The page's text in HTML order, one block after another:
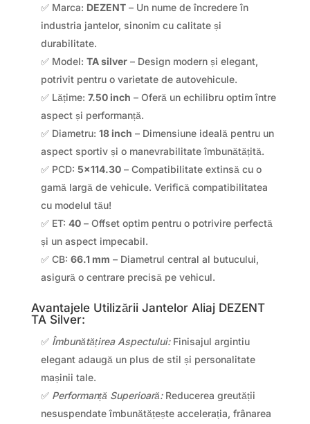
✅ Marca: DEZENT– Un nume de încredere în
industria jantelor, sinonim cu calitate și
durabilitate.
✅ Model: TA silver– Design modern și elegant,
potrivit pentru o varietate de autovehicule.
✅ Lățime: 7.50 inch – Oferă un echilibru optim între
aspect și performanță.
✅ Diametru: 18 inch – Dimensiune ideală pentru un
aspect sportiv și o manevrabilitate îmbunătățită.
✅ PCD: 5×114.30– Compatibilitate extinsă cu o
gamă largă de vehicule. Verifică compatibilitatea
cu modelul tău!
✅ ET: 40– Offset optim pentru o potrivire perfectă
și un aspect impecabil.
✅ CB: 66.1 mm – Diametrul central al butucului,
asigură o centrare precisă pe vehicul.
Avantajele Utilizării Jantelor Aliaj DEZENT
TA Silver:
✅ Îmbunătățirea Aspectului:Finisajul argintiu
elegant adaugă un plus de stil și personalitate
mașinii tale.
✅ Performanță Superioară:Reducerea greutății
nesuspendate îmbunătățește accelerația, frânarea